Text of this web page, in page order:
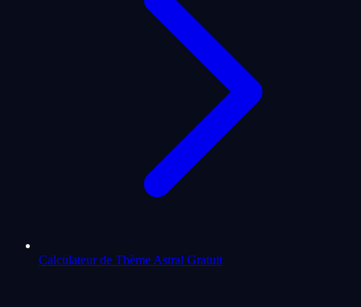
Calculateur de Thème Astral Gratuit